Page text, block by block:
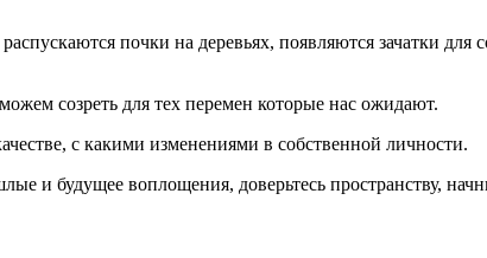
почки на деревьях, появляются зачатки
созреть для тех перемен которые нас ожидают.
с какими изменениями в собственной личности.
и будущее воплощения, доверьтесь пространству,